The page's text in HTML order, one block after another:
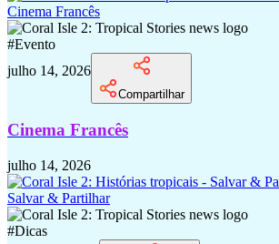
Cinema Francês
#Evento
julho 14, 2026
Compartilhar
Cinema Francês
julho 14, 2026
Salvar & Partilhar
#Dicas